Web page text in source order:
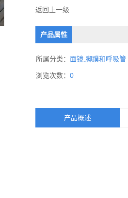
返回上一级
产品属性
所属分类： 面镜,脚蹼和呼吸管
浏览次数： 0
产品概述